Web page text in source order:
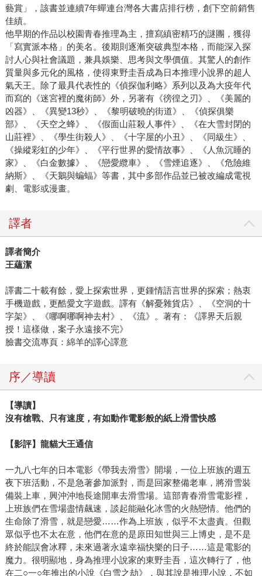
藝賞」，該書並連續7年蟬連台灣各大書店排行榜，創下空前銷售
佳績。
他早期的作品以校園青春推理為主，擅寫縝密精巧的謎團，獲得
「寫實派本格」的美名。後期則逐漸突破典型本格，而能深入探
討人心與社會議題，兼具娛樂、思考與文學價值。其驚人的創作
質量與多元化的風格，使得東野圭吾成為日本推理小說界的超人
氣天王。除了最具代表性的《偵探伽利略》系列以及為大疫年代
而寫的《迷宮裡的魔術師》外，另著有《徬徨之刃》、《美麗的
凶器》、《異變13秒》、《黎明破曉的街道》、《偵探俱樂
部》、《天空之蜂》、《假面山莊殺人事件》、《在大雪封閉的
山莊裡》、《學生街殺人》、《十字屋的小丑》、《同級生》、
《操縱彩虹的少年》、《平行世界的愛情故事》、《人魚沉睡的
家》、《白金數據》、《戀愛纜車》、《雪煙追逐》、《危險維
納斯》、《天鵝與蝙蝠》等書，其中多部作品並已被改編成電視
劇、電影或漫畫。
譯者
譯者簡介
王蘊潔
譯書二十載有餘，愛上探索世界，更鍾情語言世界的探索；熱衷
手機遊戲，更酷愛文字遊戲。譯有《解憂雜貨店》、《空洞的十
字架》、《哪啊哪啊神去村》、《流》。著有：《譯界天后親
授！這樣做，案子永遠接不完》
臉書交流專頁：綿羊的譯心譯意
序／導讀
【導讀】
沒有槍戰、只有速度，有如動作電影般的紙上滑雪快感
【影評】龍貓大王通信
一九八七年的日本電影《帶我去滑雪》開場，一位上班族的週五
夜下班活動，不是急著參加派對，而是回家整備老車，將滑雪裝
備裝上車，興沖沖地長途開車去滑雪場。這部青春滑雪電影裡，
上班族們在雪場盡情飆速，談起能融化冰雪的火熱戀情。他們的
生命除了滑雪，就是戀愛……作為上班族，似乎不太盡責。但觀
眾似乎也不太在意，他們在意的是原田知世與三上博史，是不是
終於能誤會冰釋，未來過著永遠幸福快樂的日子……這是電影的
魔力。很明顯地，身為推理小說家的東野圭吾，這次轉行了，他
在二○一○年推出的小說《白雪之劫》，與其說是推理小說，不如